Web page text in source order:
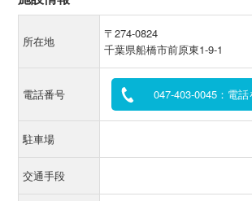
所在地
〒274-0824
千葉県船橋市前原東1-9-1
電話番号 047-403-0045：電
駐車場
交通手段